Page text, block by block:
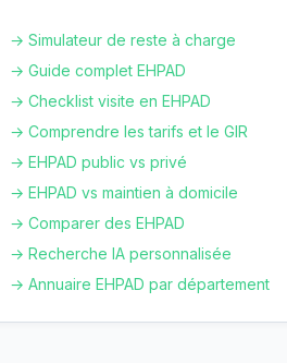
→ Simulateur de reste à charge
→ Guide complet EHPAD
→ Checklist visite en EHPAD
→ Comprendre les tarifs et le GIR
→ EHPAD public vs privé
→ EHPAD vs maintien à domicile
→ Comparer des EHPAD
→ Recherche IA personnalisée
→ Annuaire EHPAD par département